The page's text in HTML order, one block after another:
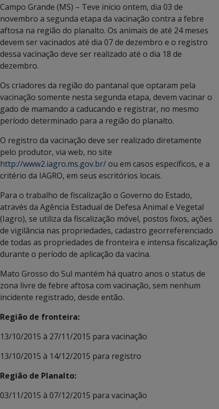
Campo Grande (MS) – Teve inicio ontem, dia 03 de
novembro a segunda etapa da vacinação contra a febre
aftosa na região do planalto. Os animais de até 24 meses
devem ser vacinados até dia 07 de dezembro e o registro
dessa vacinação deve ser realizado até o dia 18 de
dezembro.
Os criadores da região do pantanal que optaram pela
vacinação somente nesta segunda etapa, devem vacinar o
gado de mamando a caducando e registrar, no mesmo
período determinado para a região do planalto.
O registro da vacinação deve ser realizado diretamente
pelo produtor, via web, no site
http://www2.iagro.ms.gov.br/ou em casos específicos, e a
critério da IAGRO, em seus escritórios locais.
Para o trabalho de fiscalização o Governo do Estado,
através da Agência Estadual de Defesa Animal e Vegetal
(Iagro), se utiliza da fiscalização móvel, postos fixos, ações
de vigilância nas propriedades, cadastro georreferenciado
de todas as propriedades de fronteira e intensa fiscalização
durante o período de aplicação da vacina.
Mato Grosso do Sul mantém há quatro anos o status de
zona livre de febre aftosa com vacinação, sem nenhum
incidente registrado, desde então.
Região de fronteira:
13/10/2015 à 27/11/2015 para vacinação
13/10/2015 à 14/12/2015 para registro
Região de Planalto:
03/11/2015 à 07/12/2015 para vacinação